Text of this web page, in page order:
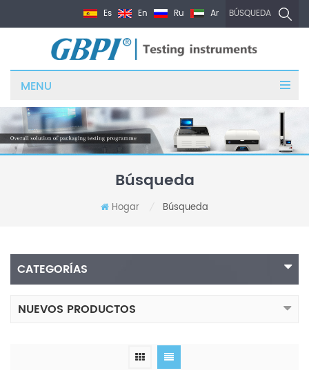
BÚSQUEDA
Es En Ru Ar
MENU
Búsqueda
Hogar Búsqueda
CATEGORÍAS
NUEVOS PRODUCTOS